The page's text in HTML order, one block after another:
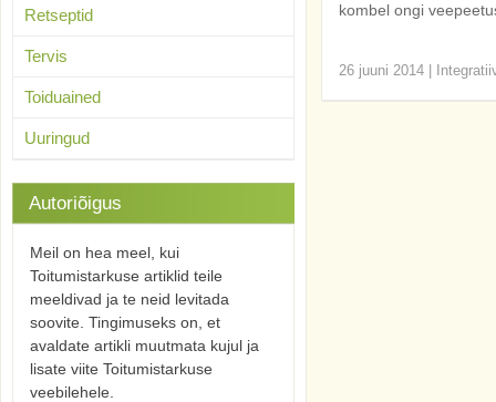
kombel ongi
26 juuni 2014
Retseptid
Tervis
Toiduained
Uuringud
Autoriõigus
Meil on hea meel, kui
Toitumistarkuse artiklid teile
meeldivad ja te neid levitada
soovite. Tingimuseks on, et
avaldate artikli muutmata kujul ja
lisate viite Toitumistarkuse
veebilehele.